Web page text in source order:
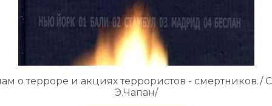
о терроре и акциях террористов - смертников./
Э.Чапан/